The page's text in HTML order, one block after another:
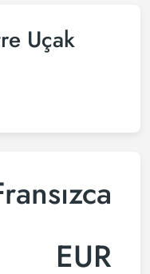
Uçak
EUR